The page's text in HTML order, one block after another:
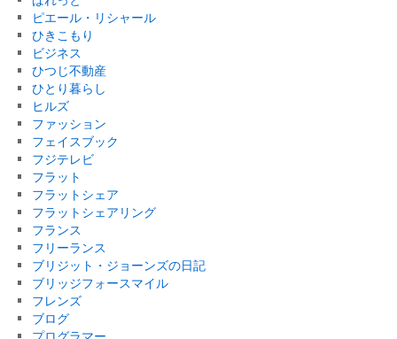
ピエール・リシャール
ひきこもり
ビジネス
ひつじ不動産
ひとり暮らし
ヒルズ
ファッション
フェイスブック
フジテレビ
フラット
フラットシェア
フラットシェアリング
フランス
フリーランス
ブリジット・ジョーンズの日記
ブリッジフォースマイル
フレンズ
ブログ